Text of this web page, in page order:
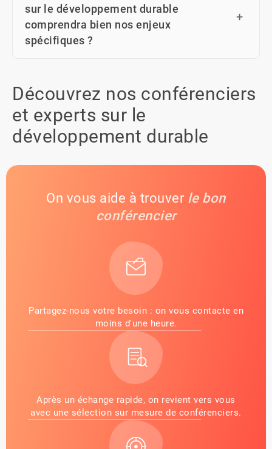
sur le développement durable
comprendra bien nos enjeux
spécifiques ?
Découvrez nos conférenciers
et experts sur le
développement durable
On vous aide à trouver le bon
conférencier
Partagez-nous votre besoin : on vous contacte en
moins d'une heure.
Après un échange rapide, on revient vers vous
avec une sélection sur mesure de conférenciers.